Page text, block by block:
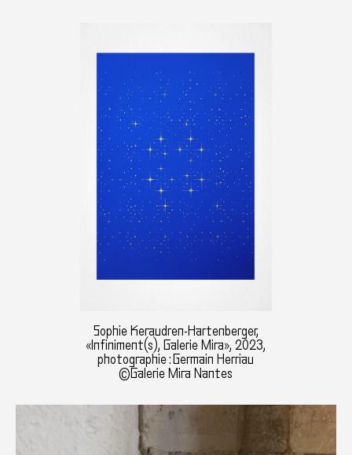
Sophie Keraudren-Hartenberger,
«Infiniment(s), Galerie Mira», 2023,
photographie : Germain Herriau
©Galerie Mira Nantes